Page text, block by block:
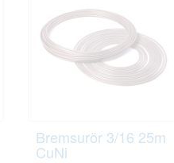
Bremsurör 3/16 25m
CuNi